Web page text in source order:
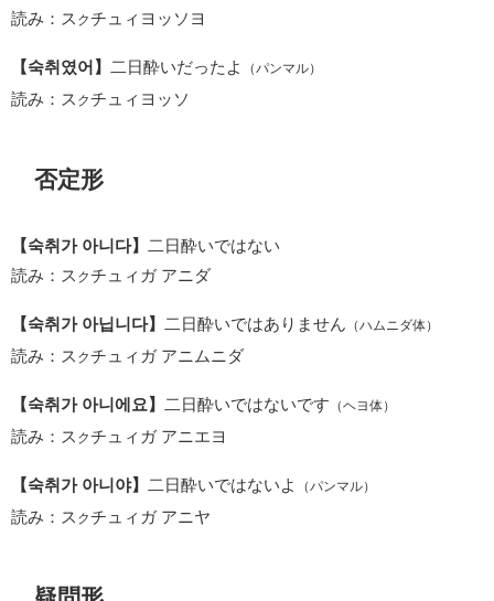
読み：ス クチュィヨッソヨ
【숙취였어】 二日酔いだったよ （パンマル）
読み：ス クチュィヨッソ
否定形
【숙취가 아니다】
二日酔いではない
読み：ス クチュィガ アニダ
【숙취가 아닙니다】 二日酔いではありません （ハムニダ体）
読み：ス クチュィガ アニムニダ
【숙취가 아니에요】 二日酔いではないです （ヘヨ体）
読み：ス クチュィガ アニエヨ
【숙취가 아니야】 二日酔いではないよ （パンマル）
読み：ス クチュィガ アニヤ